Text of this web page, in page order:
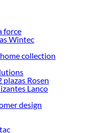
force
Wintec
collection
Rosen
Lanco
design